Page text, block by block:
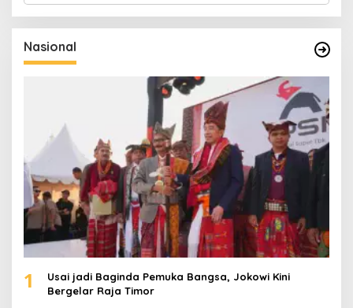
i
u
n
t
Nasional
1
Usai jadi Baginda Pemuka Bangsa, Jokowi Kini
Bergelar Raja Timor